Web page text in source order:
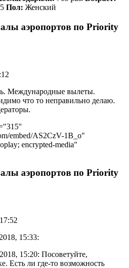
Пол: Женский
аэропортов по Priority
Международные вылеты.
что то неправильно делаю.
embed/AS2CzV-1B_o"
encrypted-media"
аэропортов по Priority
15:33:
15:20: Посоветуйте,
Есть ли где-то возможность